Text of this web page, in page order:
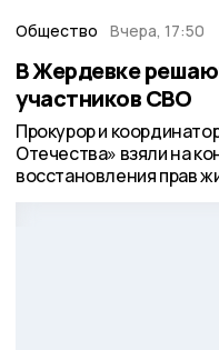
Общество Вчера, 17:50
В Жердевке
участников СВО
Прокурор и
Отечества» взяли на
восстановления прав